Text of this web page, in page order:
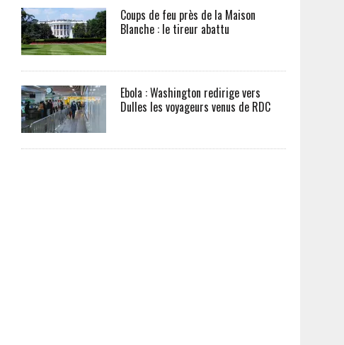
Coups de feu près de la Maison
Blanche : le tireur abattu
Ebola : Washington redirige vers
Dulles les voyageurs venus de RDC